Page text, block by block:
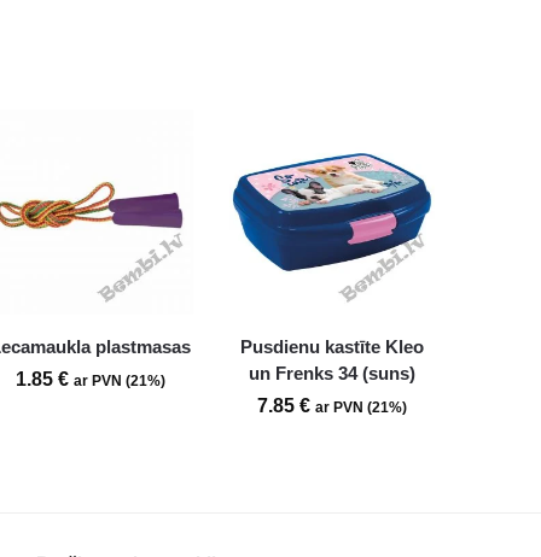
plastmasas
1.85 € ar PVN (21%)
Pusdienu kastīte Kleo
un Frenks 34 (suns)
7.85 € ar PVN (21%)